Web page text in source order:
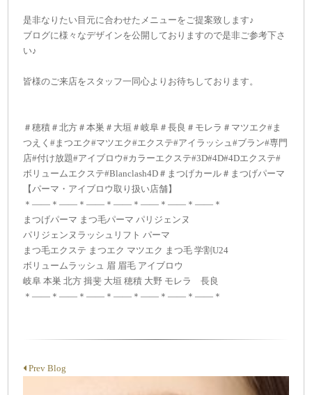
是非なりたい目元に合わせたメニューをご提案致します♪
ブログに様々なデザインを公開しておりますので是非ご参考下さ
い♪
皆様のご来店をスタッフ一同心よりお待ちしております。
＃穂積＃北方＃本巣＃大垣＃岐阜＃長良＃モレラ＃マツエク#ま
つえく#まつエク#マツエク#エクステ#アイラッシュ#ブラン#専門
店#付け放題#アイブロウ#カラーエクステ#3D#4D#4Dエクステ#
ボリュームエクステ#Blanclash4D＃まつげカール＃まつげパーマ
【パーマ・アイブロウ取り扱い店舗】
＊——＊——＊——＊——＊——＊——＊——＊
まつげパーマ まつ毛パーマ パリジェンヌ
パリジェンヌラッシュリフト パーマ
まつ毛エクステ まつエク マツエク まつ毛 学割U24
ボリュームラッシュ 眉 眉毛 アイブロウ
岐阜 本巣 北方 揖斐 大垣 穂積 大野 モレラ 長良
＊——＊——＊——＊——＊——＊——＊——＊
Prev Blog